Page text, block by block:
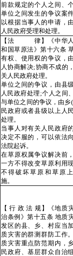
前款规定的个人之间、
单位之间发生的争议案
以根据当事人的申请，
人民政府受理和处理。
【法 律】《中华人
和国草原法》第十六条
有权、使用权的争议，
人协商解决;协商不成的
关人民政府处理。
单位之间的争议，由县
人民政府处理;个人之间
与单位之间的争议，由乡
民政府或者县级以上人
处理。
当事人对有关人民政府
决定不服的，可以依法
法院起诉。
在草原权属争议解决前
一方不得改变草原利用
不得破坏草原和草原
施。
【 行 政 法 规】《地质
治条例》第十五条 地质
发区的县、乡、村应当
质灾害的群测群防工作
质灾害重点防范期内，
民政府、基层群众自治